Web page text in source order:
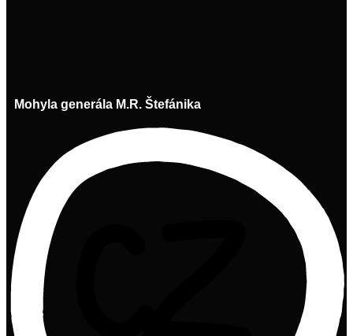
Mohyla generála M.R. Štefánika